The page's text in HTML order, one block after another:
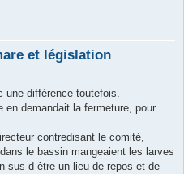
et législation
une différence toutefois.
en demandait la fermeture, pour
contredisant le comité,
le bassin mangeaient les larves
sus d être un lieu de repos et de